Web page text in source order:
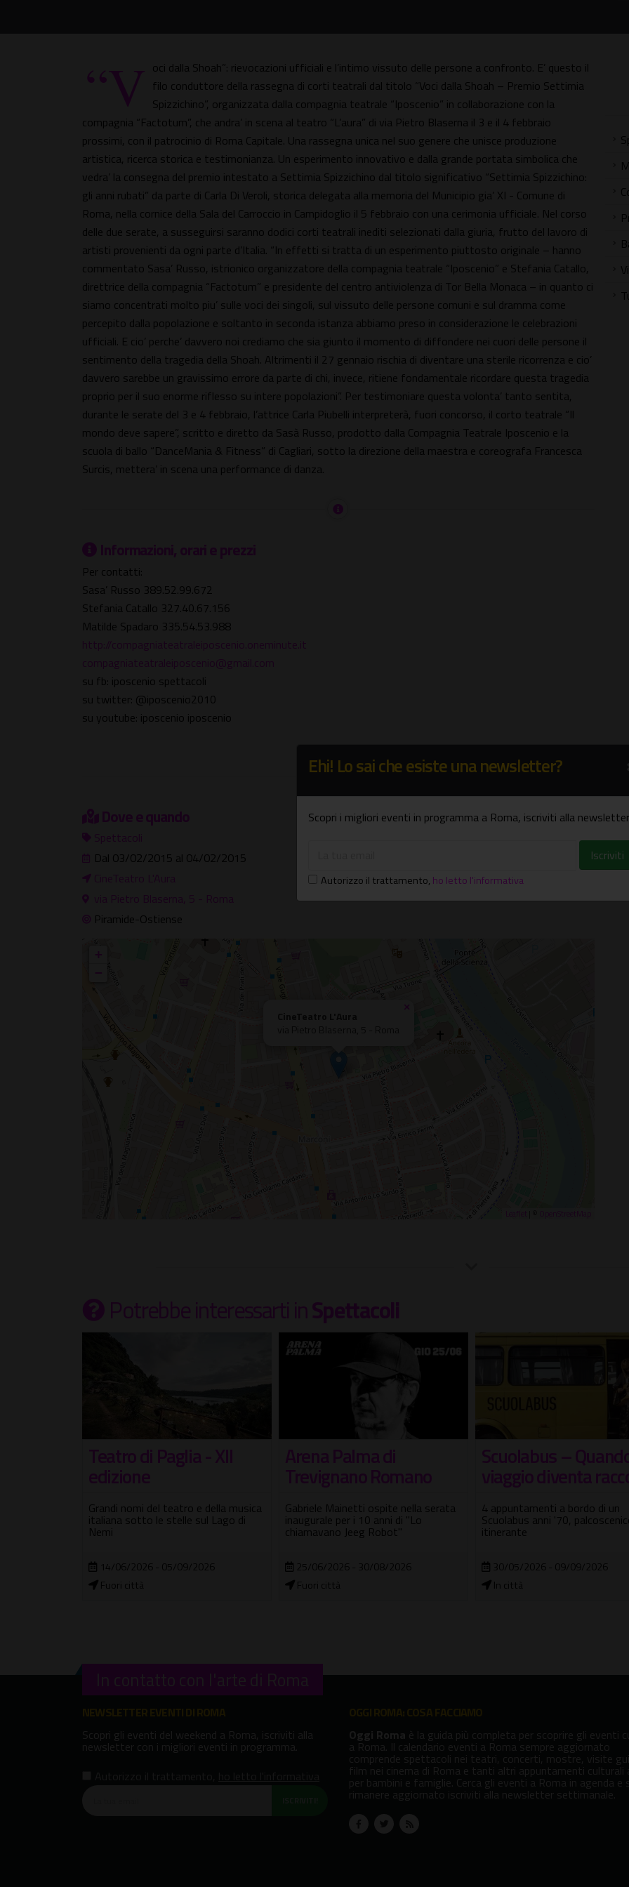
“V oci dalla Shoah”: rievocazioni ufficiali e l’intimo vissuto delle persone a confronto. E’ questo il
filo conduttore della rassegna di corti teatrali dal titolo “Voci dalla Shoah – Premio Settimia
Spizzichino”, organizzata dalla compagnia teatrale “Iposcenio” in collaborazione con la
compagnia “Factotum”, che andra’ in scena al teatro “L’aura” di via Pietro Blaserna il 3 e il 4 febbraio
prossimi, con il patrocinio di Roma Capitale. Una rassegna unica nel suo genere che unisce produzione
artistica, ricerca storica e testimonianza. Un esperimento innovativo e dalla grande portata simbolica che
vedra’ la consegna del premio intestato a Settimia Spizzichino dal titolo significativo “Settimia Spizzichino:
gli anni rubati” da parte di Carla Di Veroli, storica delegata alla memoria del Municipio gia’ XI - Comune di
Roma, nella cornice della Sala del Carroccio in Campidoglio il 5 febbraio con una cerimonia ufficiale. Nel corso
delle due serate, a susseguirsi saranno dodici corti teatrali inediti selezionati dalla giuria, frutto del lavoro di
artisti provenienti da ogni parte d’Italia. “In effetti si tratta di un esperimento piuttosto originale – hanno
commentato Sasa’ Russo, istrionico organizzatore della compagnia teatrale “Iposcenio” e Stefania Catallo,
direttrice della compagnia “Factotum” e presidente del centro antiviolenza di Tor Bella Monaca – in quanto ci
siamo concentrati molto piu’ sulle voci dei singoli, sul vissuto delle persone comuni e sul dramma come
percepito dalla popolazione e soltanto in seconda istanza abbiamo preso in considerazione le celebrazioni
ufficiali. E cio’ perche’ davvero noi crediamo che sia giunto il momento di diffondere nei cuori delle persone il
sentimento della tragedia della Shoah. Altrimenti il 27 gennaio rischia di diventare una sterile ricorrenza e cio’
davvero sarebbe un gravissimo errore da parte di chi, invece, ritiene fondamentale ricordare questa tragedia
proprio per il suo enorme riflesso su intere popolazioni”. Per testimoniare questa volonta’ tanto sentita,
durante le serate del 3 e 4 febbraio, l’attrice Carla Piubelli interpreterà, fuori concorso, il corto teatrale “Il
mondo deve sapere”, scritto e diretto da Sasà Russo, prodotto dalla Compagnia Teatrale Iposcenio e la
scuola di ballo “DanceMania & Fitness” di Cagliari, sotto la direzione della maestra e coreografa Francesca
Surcis, mettera’ in scena una performance di danza.
Informazioni, orari e prezzi
Per contatti:
Sasa’ Russo 389.52.99.672
Stefania Catallo 327.40.67.156
Matilde Spadaro 335.54.53.988
http://compagniateatraleiposcenio.oneminute.it
compagniateatraleiposcenio@gmail.com
su fb: iposcenio spettacoli
su twitter: @iposcenio2010
su youtube: iposcenio iposcenio
Dove e quando
Spettacoli
Dal 03/02/2015 al 04/02/2015
CineTeatro L'Aura
via Pietro Blaserna, 5 - Roma
Piramide-Ostiense
×
+
−
Potrebbe interessartiinSpettacoli
Arena Palma di
Trevignano Romano
Gabriele Mainetti ospite nella serata
inaugurale per i 10 anni di "Lo
chiamavano Jeeg Robot"
25/06/2026 - 30/08/2026
Fuori città
Scuolabus – Quando il
viaggio diventa racconto
4 appuntamenti a bordo di un
Scuolabus anni '70, palcoscenico
itinerante
30/05/2026 - 09/09/2026
In città
Tempo perduto -
Tempo ritrovato
Laboratori per la popolazione
detenuta
Teatro della C.C. Roma Rebibbia
In contatto con l'arte di Roma
Ehi! Lo sai che esiste una newsletter?
Scopri i migliori eventi in programma a Roma, iscriviti alla
Autorizzo il trattamento, ho letto l'informativa